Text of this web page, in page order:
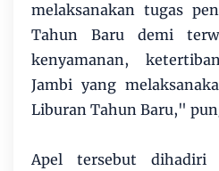
melaksanakan tugas
Tahun Baru demi
kenyamanan,
Jambi yang
Liburan Tahun Baru,"
Apel tersebut dihadiri